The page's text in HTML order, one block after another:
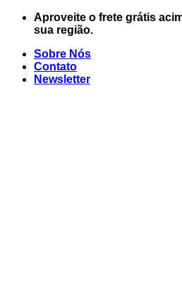
Skip
Aproveite o frete grátis
sua região.
Sobre Nós
Contato
Newsletter